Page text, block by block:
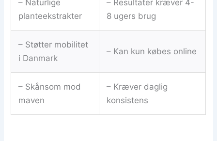
– Naturlige
planteekstrakter
– Resultater kræver 4-
8 ugers brug
– Støtter mobilitet
i Danmark
– Kan kun købes online
– Skånsom mod
maven
– Kræver daglig
konsistens